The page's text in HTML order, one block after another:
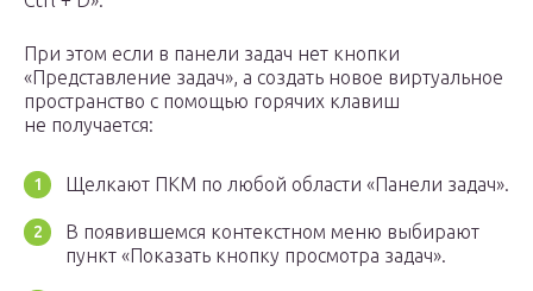
При этом если в панели задач нет кнопки
«Представление задач», а создать новое виртуальное
пространство с помощью горячих клавиш
не получается:
Щелкают ПКМ по любой области «Панели задач».
В появившемся контекстном меню выбирают
пункт «Показать кнопку просмотра задач».